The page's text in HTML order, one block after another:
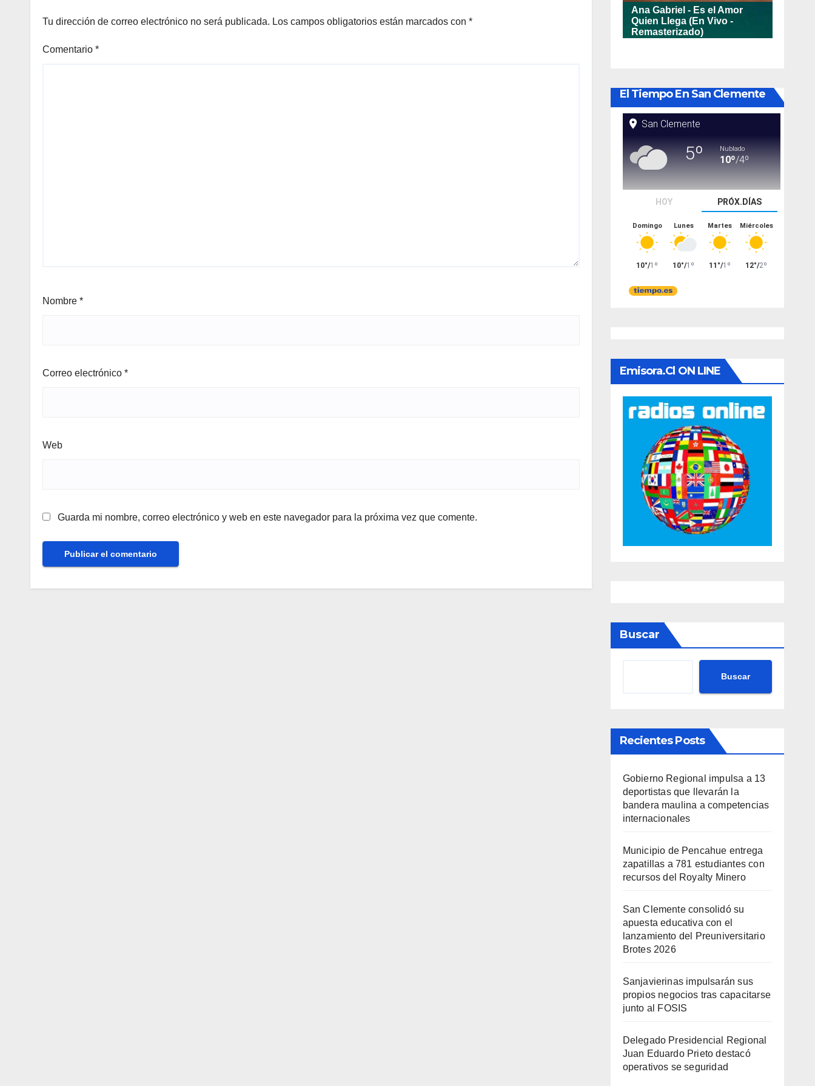
Tu dirección de correo electrónico no será publicada. Los campos obligatorios están marcados con *
Comentario *
Nombre *
Correo electrónico *
Web
Guarda mi nombre, correo electrónico y web en este navegador para la próxima vez que comente.
El Tiempo En San Clemente
Emisora.cl ON LINE
Buscar
Buscar
Recientes Posts
Gobierno Regional impulsa a 13
deportistas que llevarán la
bandera maulina a competencias
internacionales
Municipio de Pencahue entrega
zapatillas a 781 estudiantes con
recursos del Royalty Minero
San Clemente consolidó su
apuesta educativa con el
lanzamiento del Preuniversitario
Brotes 2026
Sanjavierinas impulsarán sus
propios negocios tras capacitarse
junto al FOSIS
Delegado Presidencial Regional
Juan Eduardo Prieto destacó
operativos se seguridad